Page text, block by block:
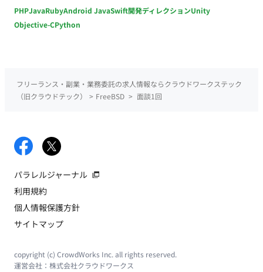
PHPJavaRubyAndroid JavaSwift開発ディレクションUnity
Objective-CPython
フリーランス・副業・業務委託の求人情報ならクラウドワークステック
（旧クラウドテック）
> FreeBSD > 面談1回
パラレルジャーナル
利用規約
個人情報保護方針
サイトマップ
copyright (c) CrowdWorks Inc. all rights reserved.
運営会社： 株式会社クラウドワークス